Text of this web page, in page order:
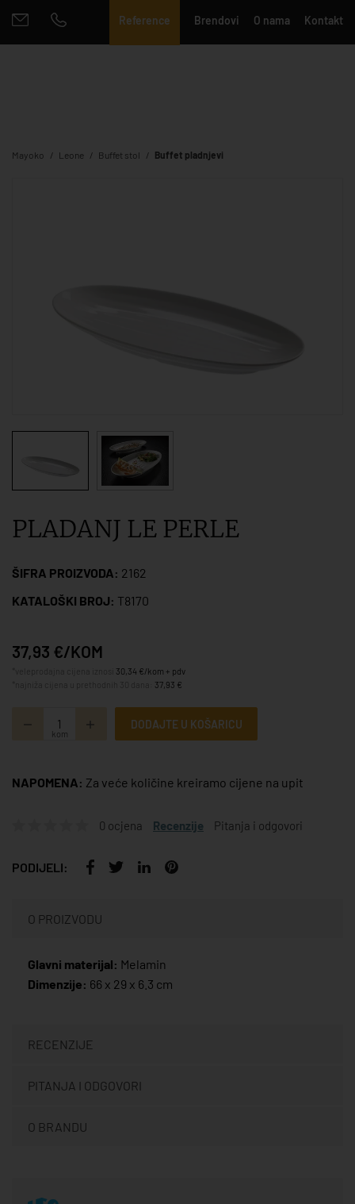
Reference Brendovi O nama Kontakt
Mayoko Leone Buffet stol Buffet pladnjevi
PLADANJ LE PERLE
ŠIFRA PROIZVODA: 2162
KATALOŠKI BROJ: T8170
37,93 €/KOM
30,34 €/kom + pdv
37,93 €
kom
DODAJTE U KOŠARICU
NAPOMENA: Za veće količine kreiramo cijene na upit
0 ocjena Recenzije Pitanja i odgovori
PODIJELI:
O PROIZVODU
Glavni materijal: Melamin
Dimenzije: 66 x 29 x 6.3 cm
RECENZIJE
PITANJA I ODGOVORI
O BRANDU